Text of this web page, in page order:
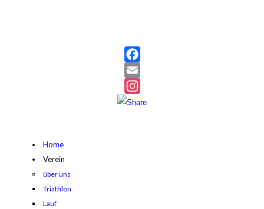
Facebook
Email
Instagram
Home
Verein
über uns
Triathlon
Lauf